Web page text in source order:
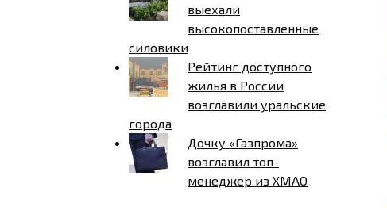
выехали
высокопоставленные
силовики
Рейтинг доступного
жилья в России
возглавили уральские
города
Дочку «Газпрома»
возглавил топ-
менеджер из ХМАО